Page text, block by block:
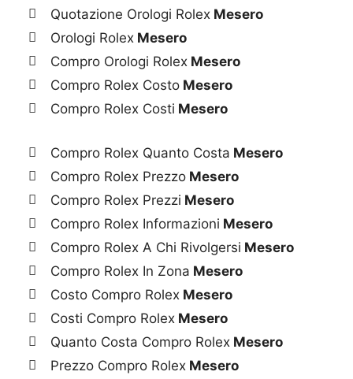
Quotazione Orologi Rolex Mesero
Orologi Rolex Mesero
Compro Orologi Rolex Mesero
Compro Rolex Costo Mesero
Compro Rolex Costi Mesero
Compro Rolex Quanto Costa Mesero
Compro Rolex Prezzo Mesero
Compro Rolex Prezzi Mesero
Compro Rolex Informazioni Mesero
Compro Rolex A Chi Rivolgersi Mesero
Compro Rolex In Zona Mesero
Costo Compro Rolex Mesero
Costi Compro Rolex Mesero
Quanto Costa Compro Rolex Mesero
Prezzo Compro Rolex Mesero